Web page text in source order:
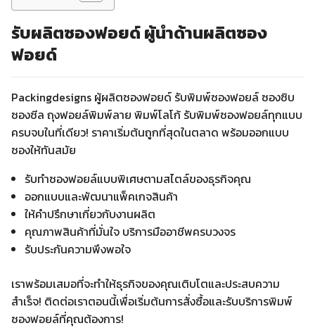
รับผลิตซองฟอยด์ผู้นำด้านผลิตซอง
ฟอยด์
Packingdesigns ผู้ผลิตซองฟอยด์ รับพิมพ์ซองฟอยล์ ซองซิบ
ซองซีล ถุงฟอยล์พิมพ์ลาย พิมพ์โลโก้ รับพิมพ์ซองฟอยล์ทุกแบบ
ครบจบในที่เดียว! ราคาเริ่มต้นถูกที่สุดในตลาด พร้อมออกแบบ
ซองให้ทันสมัย
รับทำซองฟอยล์แบบพิเศษตามสไตล์ของธุรกิจคุณ
ออกแบบและพัฒนาแพ็คเกจสินค้า
ให้คำปรึกษาเกี่ยวกับงานผลิต
คุณภาพสินค้าที่มั่นใจ บริการมืออาชีพครบวงจร
รับประกันความพึงพอใจ
เราพร้อมเสมอที่จะทำให้ธุรกิจของคุณเติบโตและประสบความ
สำเร็จ! ติดต่อเราตอนนี้เพื่อเริ่มต้นการสั่งซื้อและรับบริการพิมพ์
ซองฟอยล์ที่คุณต้องการ!